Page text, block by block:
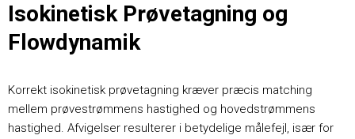
Isokinetisk Prøvetagning og
Flowdynamik
Korrekt isokinetisk prøvetagning kræver præcis matching
mellem prøvestrømmens hastighed og hovedstrømmens
hastighed. Afvigelser resulterer i betydelige målefejl, især for